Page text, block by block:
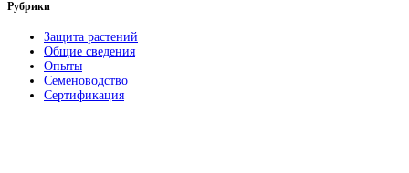
Рубрики
Защита растений
Общие сведения
Опыты
Семеноводство
Сертификация